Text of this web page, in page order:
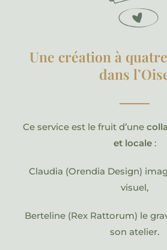
Une création à
dans
Ce service est le fruit d’une
et locale:
Claudia (Orendia Design)
visuel,
Berteline (Rex Rattorum) le
son atelier.